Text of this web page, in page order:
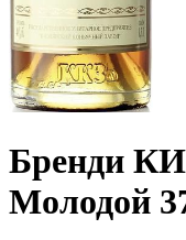
Бренди
Молодой